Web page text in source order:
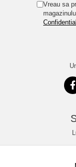
Vreau sa